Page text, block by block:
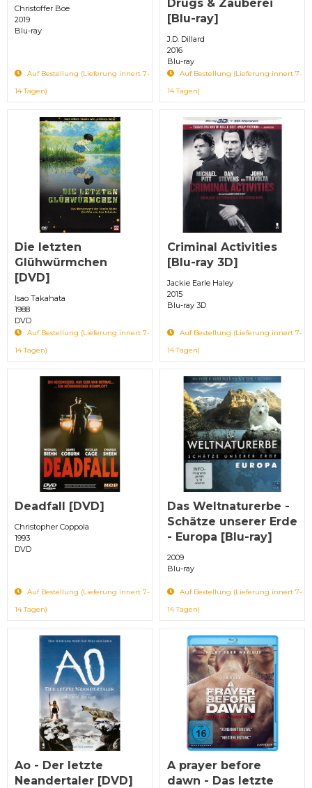
Christoffer Boe
2019
Blu-ray
Auf Bestellung (Lieferung innert 7-
14 Tagen)
Drugs & Zauberei
[Blu-ray]
J.D. Dillard
2016
Blu-ray
Auf Bestellung (Lieferung innert 7-
14 Tagen)
Die letzten
Glühwürmchen
[DVD]
Isao Takahata
1988
DVD
Auf Bestellung (Lieferung innert 7-
14 Tagen)
Criminal Activities
[Blu-ray 3D]
Jackie Earle Haley
2015
Blu-ray 3D
Auf Bestellung (Lieferung innert 7-
14 Tagen)
Deadfall [DVD]
Christopher Coppola
1993
DVD
Auf Bestellung (Lieferung innert 7-
14 Tagen)
Das Weltnaturerbe -
Schätze unserer Erde
- Europa [Blu-ray]
2009
Blu-ray
Auf Bestellung (Lieferung innert 7-
14 Tagen)
Ao - Der letzte
Neandertaler [DVD]
A prayer before
dawn - Das letzte